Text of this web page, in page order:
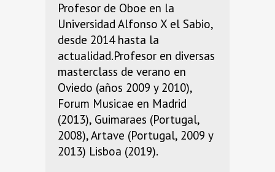
Profesor de Oboe en la
Universidad Alfonso X el Sabio,
desde 2014 hasta la
actualidad.Profesor en diversas
masterclass de verano en
Oviedo (años 2009 y 2010),
Forum Musicae en Madrid
(2013), Guimaraes (Portugal,
2008), Artave (Portugal, 2009 y
2013) Lisboa (2019).